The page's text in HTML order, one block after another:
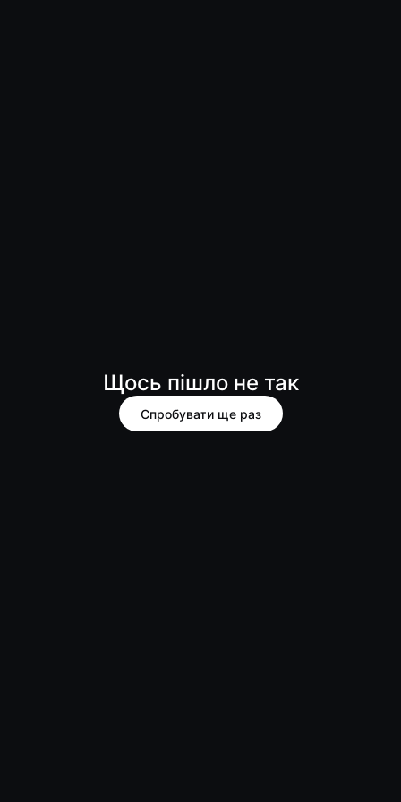
Щось пішло не так
Спробувати ще раз